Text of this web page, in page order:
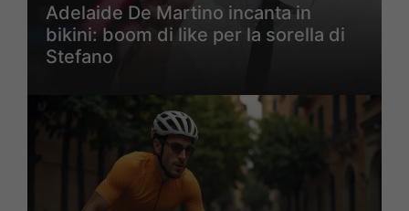
Adelaide De Martino incanta in
bikini: boom di like per la sorella di
Stefano